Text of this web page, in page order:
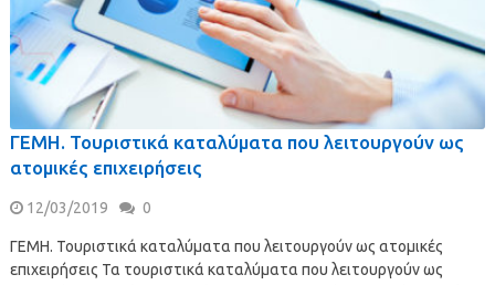
ΓΕΜΗ. Τουριστικά καταλύματα που λειτουργούν ως
ατομικές επιχειρήσεις
12/03/2019 0
ΓΕΜΗ. Τουριστικά καταλύματα που λειτουργούν ως ατομικές
επιχειρήσεις Τα τουριστικά καταλύματα που λειτουργούν ως